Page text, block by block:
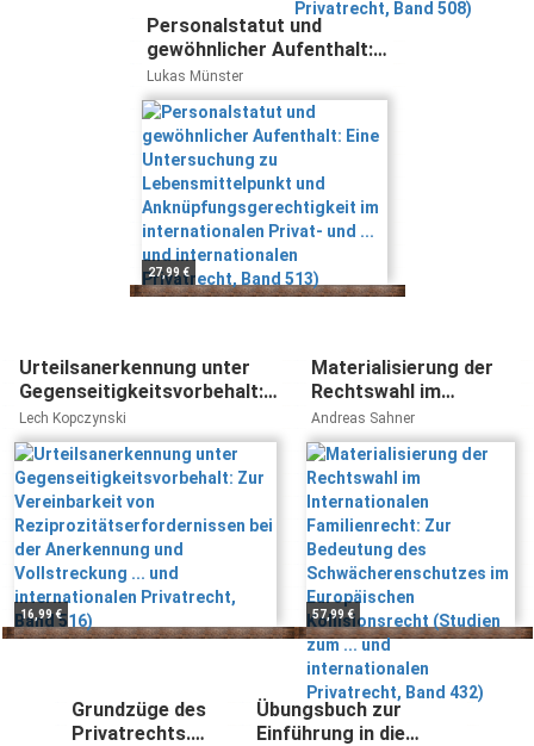
Personalstatut und
gewöhnlicher Aufenthalt:
Eine Untersuchung zu
Lebensmittelpunkt und
Anknüpfungsgerechtigkeit
im internationalen Privat-
und ... und internationalen
Privatrecht, Band 513)
Lukas Münster
27,99 €
Urteilsanerkennung unter
Gegenseitigkeitsvorbehalt:
Zur Vereinbarkeit von
Reziprozitätserfordernissen
bei der Anerkennung und
Vollstreckung ... und
internationalen Privatrecht,
Band 516)
Lech Kopczynski
16,99 €
Materialisierung der
Rechtswahl im
Internationalen
Familienrecht: Zur
Bedeutung des
Schwächerenschutzes
im Europäischen
Kollisionsrecht
(Studien zum ... und
internationalen
Privatrecht, Band 432)
Andreas Sahner
57,99 €
Grundzüge des
Privatrechts.
Übungsbuch zur
Einführung in die